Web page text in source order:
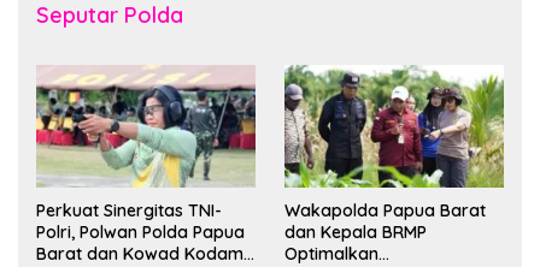
Seputar Polda
Perkuat Sinergitas TNI-
Polri, Polwan Polda Papua
Barat dan Kowad Kodam
Wakapolda Papua Barat
dan Kepala BRMP
Optimalkan